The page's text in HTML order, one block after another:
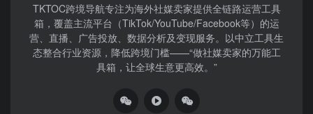
TKTOC跨境导航​专注为海外社媒卖家提供全链路运营工具
箱，覆盖主流平台（TikTok/YouTube/Facebook等）​的运
营、直播、广告投放、数据分析及变现服务。以中立工具生
态整合行业资源，降低跨境门槛——“做社媒卖家的万能工
具箱，让全球生意更高效。”